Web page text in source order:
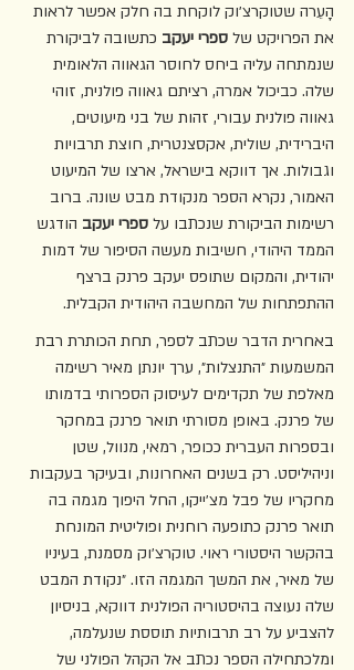
הָעֵרה שטוקרצ׳וק לוקחת בה חלק אפשר לראות
את הפרויקט של ספרי יעקב כתשובה לביקורת
שנמתחה עליה ביחס לחוסר הגאווה הלאומית
שלה. כביכול אמרה, רציתם גאווה פולנית, זוהי
גאווה פולנית עבורי, זהות של בני מיעוטים,
היברידית, שולית, אקסצנטרית, חוצת תרבויות
וגבולות. אך דווקא בישראל, ארצו של המיעוט
האמור, נקרא הספר מנקודת מבט שונה. ברוב
רשימות הביקורת שנכתבו על ספרי יעקב הודגש
הממד היהודי, חשיבות מעשה הסיפור של דמות
יהודית, והמקום שתופס יעקב פרנק ברצף
ההתפתחות של המחשבה היהודית הקבלית.
באחרית הדבר שכתב לספר, תחת הכותרת רבת
המשמעות ״התנצלות״, ערך יונתן מאיר רשימה
מאלפת של תקדימים לעיסוק הספרותי בדמותו
של פרנק. באופן מסורתי תואר פרנק במחקר
ובספרות העברית ככופר, רמאי, מנוול, שטן
וניהיליסט. רק בשנים האחרונות, ובעיקר בעקבות
מחקריו של פבל מצ׳ייקו, החל היפוך מגמה בה
תואר פרנק כתופעה רוחנית ופוליטית המונחת
בהקשר היסטורי ראוי. טוקרצ׳וק מסמנת, בעיניו
של מאיר, את המשך המגמה הזו. ״נקודת המבט
שלה נעוצה בהיסטוריה הפולנית דווקא, בניסיון
להצביע על רב תרבותיות תוססת שנעלמה,
ומלכתחילה הספר נכתב אל הקהל הפולני של